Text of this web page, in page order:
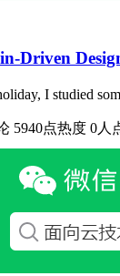
Driven
I studied
5940点热度 0人